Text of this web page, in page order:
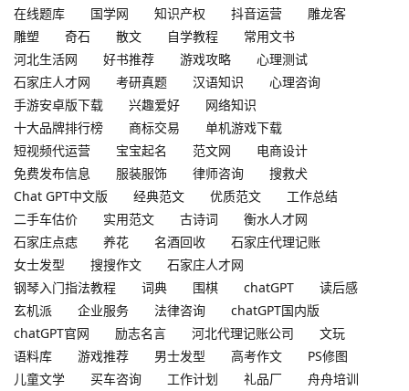
在线题库
国学网 知识产权 抖音运营
雕龙客
雕塑
奇石 散文 自学教程
常用文书
河北生活网
好书推荐 游戏攻略
心理测试
石家庄人才网
考研真题 汉语知识
心理咨询
手游安卓版下载
兴趣爱好
网络知识
十大品牌排行榜
商标交易
单机游戏下载
短视频代运营
宝宝起名 范文网
电商设计
免费发布信息
服装服饰 律师咨询
搜救犬
Chat GPT中文版
经典范文 优质范文
工作总结
二手车估价
实用范文 古诗词
衡水人才网
石家庄点痣
养花 名酒回收
石家庄代理记账
女士发型
搜搜作文
石家庄人才网
钢琴入门指法教程
词典 围棋 chatGPT
读后感
玄机派
企业服务 法律咨询
chatGPT国内版
chatGPT官网
励志名言 河北代理记账公司
文玩
语料库
游戏推荐 男士发型 高考作文
PS修图
儿童文学
买车咨询 工作计划 礼品厂
舟舟培训